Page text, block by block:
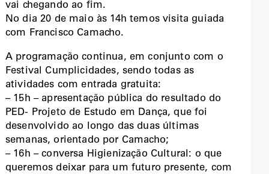
vai chegando ao fim.
No dia 20 de maio às 14h temos visita guiada
com Francisco Camacho.
A programação continua, em conjunto com o
Festival Cumplicidades, sendo todas as
atividades com entrada gratuita:
– 15h – apresentação pública do resultado do
PED- Projeto de Estudo em Dança, que foi
desenvolvido ao longo das duas últimas
semanas, orientado por Camacho;
– 16h – conversa Higienização Cultural: o que
queremos deixar para um futuro presente, com